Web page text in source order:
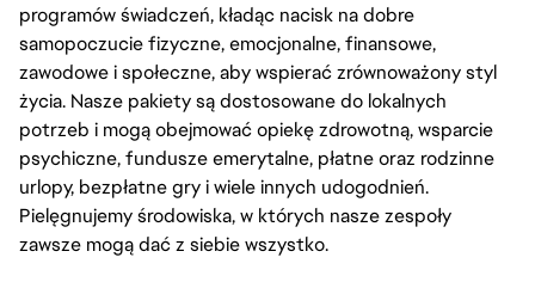
programów świadczeń, kładąc nacisk na dobre
samopoczucie fizyczne, emocjonalne, finansowe,
zawodowe i społeczne, aby wspierać zrównoważony styl
życia. Nasze pakiety są dostosowane do lokalnych
potrzeb i mogą obejmować opiekę zdrowotną, wsparcie
psychiczne, fundusze emerytalne, płatne oraz rodzinne
urlopy, bezpłatne gry i wiele innych udogodnień.
Pielęgnujemy środowiska, w których nasze zespoły
zawsze mogą dać z siebie wszystko.